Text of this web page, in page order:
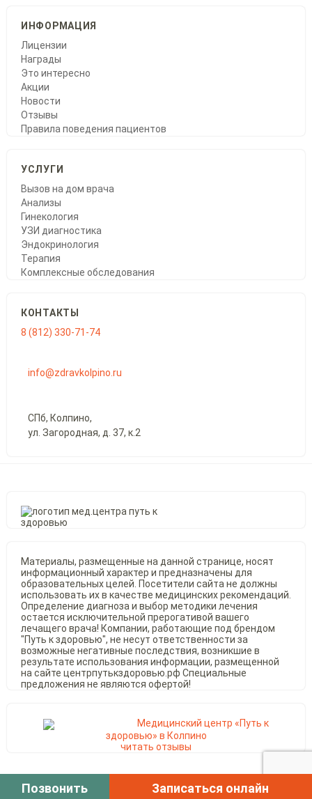
ИНФОРМАЦИЯ
Лицензии
Награды
Это интересно
Акции
Новости
Отзывы
Правила поведения пациентов
УСЛУГИ
Вызов на дом врача
Анализы
Гинекология
УЗИ диагностика
Эндокринология
Терапия
Комплексные обследования
КОНТАКТЫ
8 (812) 330-71-74
info@zdravkolpino.ru
СПб, Колпино,
ул. Загородная, д. 37, к.2
Материалы, размещенные на данной странице, носят
информационный характер и предназначены для
образовательных целей. Посетители сайта не должны
использовать их в качестве медицинских рекомендаций.
Определение диагноза и выбор методики лечения
остается исключительной прерогативой вашего
лечащего врача! Компании, работающие под брендом
"Путь к здоровью", не несут ответственности за
возможные негативные последствия, возникшие в
результате использования информации, размещенной
на сайте центрпутькздоровью.рф Специальные
предложения не являются офертой!
Медицинский центр «Путь к
здоровью» в Колпино
читать отзывы
Позвонить Записаться онлайн